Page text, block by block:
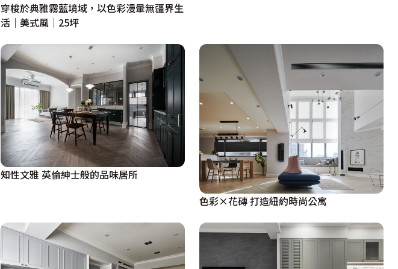
穿梭於典雅霧藍境域，以色彩漫暈無疆界生
活｜美式風｜25坪
知性文雅 英倫紳士般的品味居所
色彩×花磚 打造紐約時尚公寓